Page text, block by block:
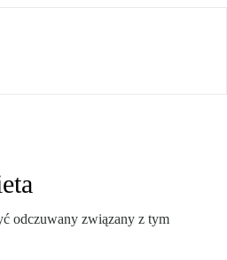
odczuwany związany z tym